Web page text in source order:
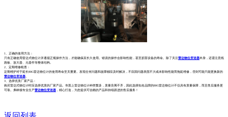
1、正确的使用方法：
只有正确使用雷达式物位计并遵循正规操作方法，才能确保其长久使用。错误的操作会影响性能，甚至损害设备的寿命。除了关注雷达物位变送器本身，还需注意线
路板、放大器、元器件等整体结构。
2、定期维修检查：
定期维护对于延长80G雷达物位计的使用寿命至关重要。发现任何问题和故障都应及时解决，不应因问题表面不大或未影响性能而拖延维修，否则可能只能更换新的
雷达物位变送器
3、选择优质厂家产品：
购买雷达式物位计时应选择优质的厂家产品。市面上雷达物位计种类繁多，质量良莠不齐，因此选择知名品牌的80G雷达物位计不仅具有质量保障，而且售后服务更
可靠。弗林顿专业生产雷达物位变送器 ，精心打造，为您提供可信赖的产品和持续跟进的售后服务！